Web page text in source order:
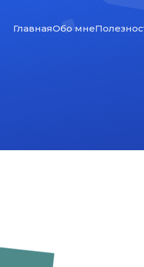
ГлавнаяОбо мне